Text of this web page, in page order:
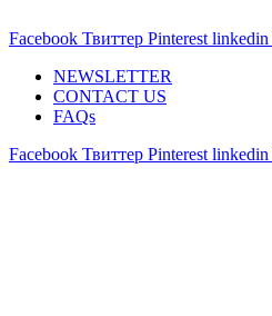
Facebook Твиттер Pinterest linkedin
NEWSLETTER
CONTACT US
FAQs
Facebook Твиттер Pinterest linkedin